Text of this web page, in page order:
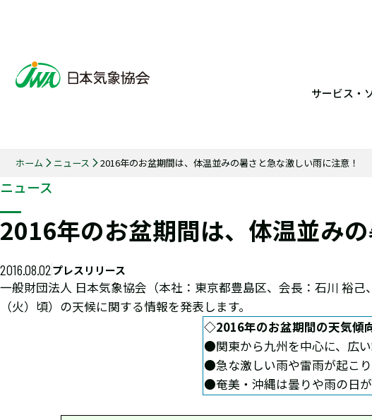
サービス・
ホーム ニュース 2016年のお盆期間は、体温並みの暑さと急な激しい雨に注意！
ニュース
2016年のお盆期間は、体温並み
2016.08.02プレスリリース
一般財団法人 日本気象協会（本社：東京都豊島区、会長：石川 裕
（火）頃）の天候に関する情報を発表します。
◇2016年のお盆期間の天気傾
●関東から九州を中心に、広
●急な激しい雨や雷雨が起こ
●奄美・沖縄は曇りや雨の日